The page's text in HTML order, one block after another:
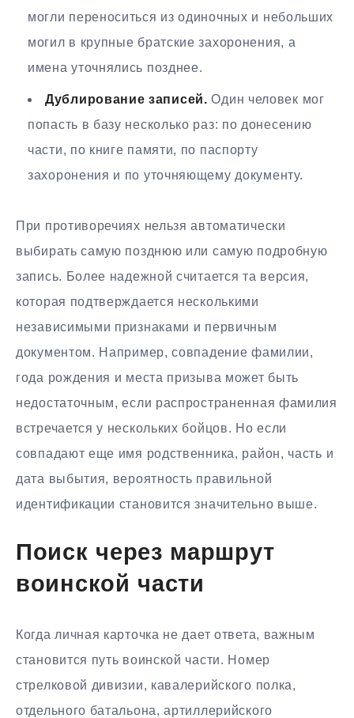
могли переноситься из одиночных и небольших
могил в крупные братские захоронения, а
имена уточнялись позднее.
Дублирование записей. Один человек мог
попасть в базу несколько раз: по донесению
части, по книге памяти, по паспорту
захоронения и по уточняющему документу.
При противоречиях нельзя автоматически
выбирать самую позднюю или самую подробную
запись. Более надежной считается та версия,
которая подтверждается несколькими
независимыми признаками и первичным
документом. Например, совпадение фамилии,
года рождения и места призыва может быть
недостаточным, если распространенная фамилия
встречается у нескольких бойцов. Но если
совпадают еще имя родственника, район, часть и
дата выбытия, вероятность правильной
идентификации становится значительно выше.
Поиск через маршрут
воинской части
Когда личная карточка не дает ответа, важным
становится путь воинской части. Номер
стрелковой дивизии, кавалерийского полка,
отдельного батальона, артиллерийского